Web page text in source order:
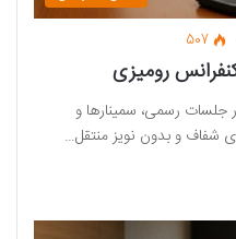
507
رومیزی
رسمی، سمینارها و
شفاف و بدون نویز منتقل…